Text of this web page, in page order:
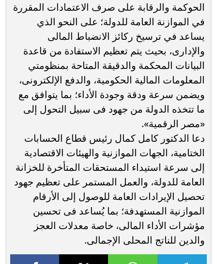
الحوكمة والرقابة على صرف الاعتمادات المقررة
في الموازنة العامة للدولة؛ على النحو الذي
يساعد في ترسيخ ركائز الانضباط المالى
والإدارى، بحيث يتم تعظيم الاستفادة من قاعدة
البيانات المحكمة والدقيقة المتاحة بمنظومتي
المعلومات المالية الحكومية، والدفع الإلكترونى،
ويضمن سرعة ودقة وجودة الأداء؛ بما يتوافق مع
ما تتخذه الدولة من جهود فى سبيل التحول إلى
«مصر الرقمية».
دعا الدكتور كامل كمال رئيس قطاع الحسابات
الختامية، الجهات الموازنية والهيئات الاقتصادية
إلى سرعة استيداء المستحقات المتأخرة للخزانة
العامة للدولة، والعمل المستمر على تعظيم جهود
تحصيل الإيرادات العامة للوصول إلى الأرقام
الموازنية المستهدفة؛ بما يُساعد فى تحسين
مؤشرات الأداء المالى، خاصة معدلات العجز
والدين للناتج المحلى الإجمالى.